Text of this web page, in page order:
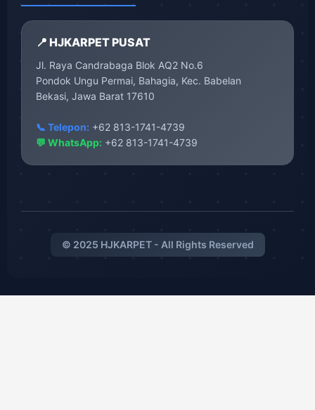
📍 HJKARPET PUSAT
Jl. Raya Candrabaga Blok AQ2 No.6
Pondok Ungu Permai, Bahagia, Kec. Babelan
Bekasi, Jawa Barat 17610
📞 Telepon: +62 813-1741-4739
💬 WhatsApp: +62 813-1741-4739
© 2025 HJKARPET - All Rights Reserved